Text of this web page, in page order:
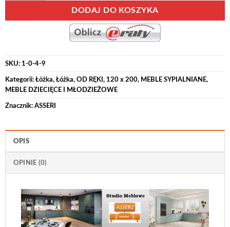
DODAJ DO KOSZYKA
SKU: 1-0-4-9
Kategorii: Łóżka, Łóżka, OD RĘKI , 120 x 200, MEBLE SYPIALNIANE,
MEBLE DZIECIĘCE I MŁODZIEŻOWE
Znacznik: ASSERI
OPIS
OPINIE (0)